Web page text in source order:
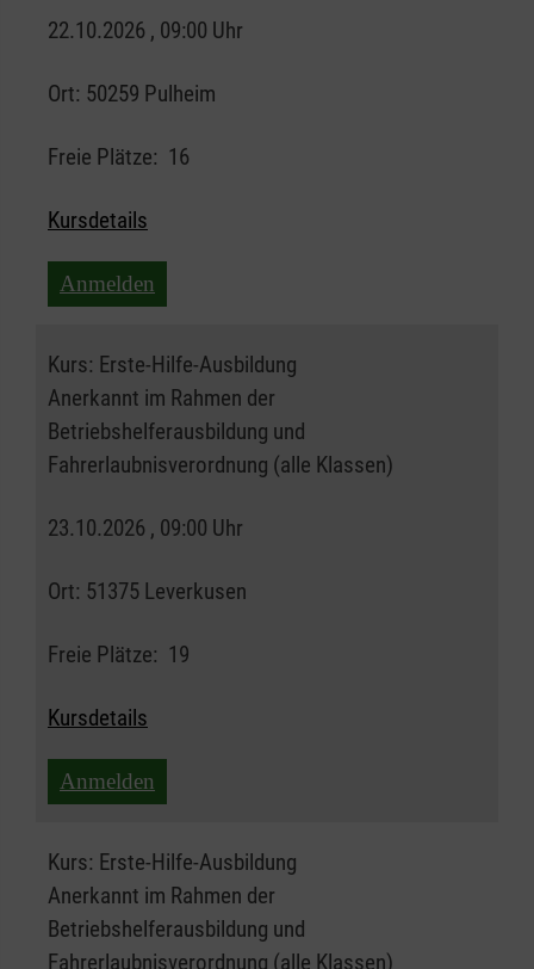
22.10.2026 , 09:00 Uhr
Ort: 50259 Pulheim
Freie Plätze: 16
Kursdetails
Anmelden
Kurs: Erste-Hilfe-Ausbildung
Anerkannt im Rahmen der
Betriebshelferausbildung und
Fahrerlaubnisverordnung (alle Klassen)
23.10.2026 , 09:00 Uhr
Ort: 51375 Leverkusen
Freie Plätze: 19
Kursdetails
Anmelden
Kurs: Erste-Hilfe-Ausbildung
Anerkannt im Rahmen der
Betriebshelferausbildung und
Fahrerlaubnisverordnung (alle Klassen)